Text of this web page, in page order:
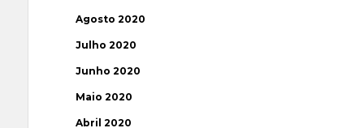
Agosto 2020
Julho 2020
Junho 2020
Maio 2020
Abril 2020